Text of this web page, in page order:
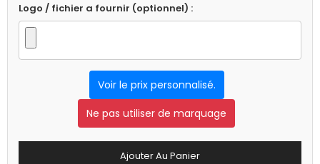
Logo / fichier a fournir (optionnel) :
Voir le prix personnalisé.
Ne pas utiliser de marquage
Ajouter Au Panier